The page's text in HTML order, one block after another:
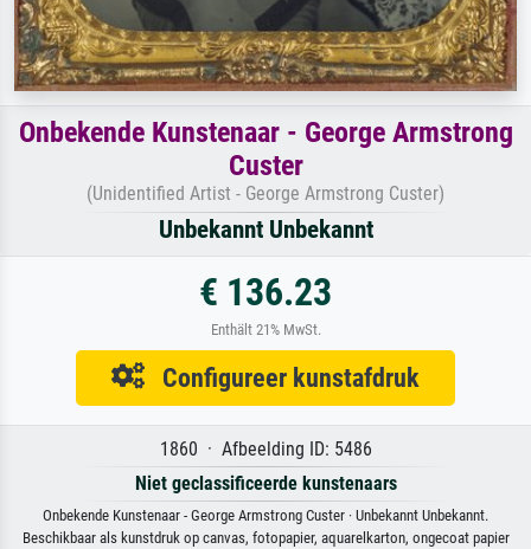
Onbekende Kunstenaar - George Armstrong
Custer
(Unidentified Artist - George Armstrong Custer)
Unbekannt Unbekannt
€ 136.23
Enthält 21% MwSt.
Configureer kunstafdruk
1860 · Afbeelding ID: 5486
Niet geclassificeerde kunstenaars
Onbekende Kunstenaar - George Armstrong Custer · Unbekannt Unbekannt.
Beschikbaar als kunstdruk op canvas, fotopapier, aquarelkarton, ongecoat papier